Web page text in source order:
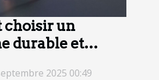
choisir un
durable et
2025 00:49